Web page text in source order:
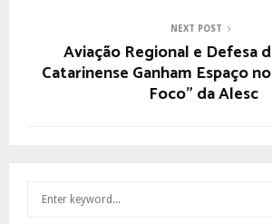
NEXT POST
Aviação Regional e Defesa
Catarinense Ganham Espaço
Foco” da Alesc